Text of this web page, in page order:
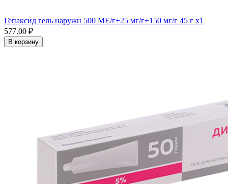
Гепаксид гель наружн 500 МЕ/г+25 мг/г+150 мг/г 45 г x1
577.00 ₽
В корзину